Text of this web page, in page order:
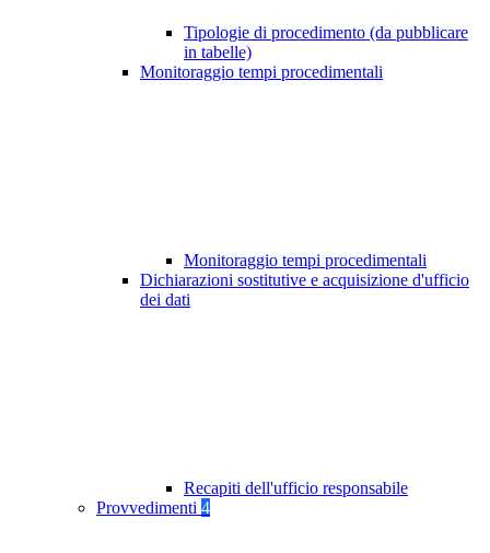
Tipologie di procedimento (da pubblicare
in tabelle)
Monitoraggio tempi procedimentali
Monitoraggio tempi procedimentali
Dichiarazioni sostitutive e acquisizione d'ufficio
dei dati
Recapiti dell'ufficio responsabile
Provvedimenti 4